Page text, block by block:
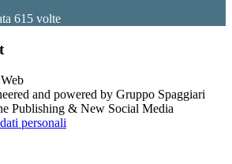
615 volte
and powered by Gruppo Spaggiari
Publishing & New Social Media
personali